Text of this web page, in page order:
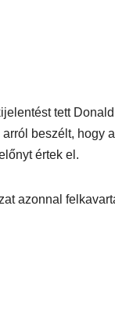
tett
arról beszélt, hogy
értek el.
azonnal